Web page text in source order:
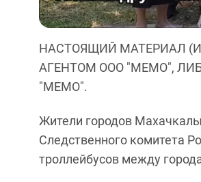
НАСТОЯЩИЙ МАТЕРИАЛ
АГЕНТОМ ООО "МЕМО",
"МЕМО".
Жители городов
Следственного комитета
троллейбусов между